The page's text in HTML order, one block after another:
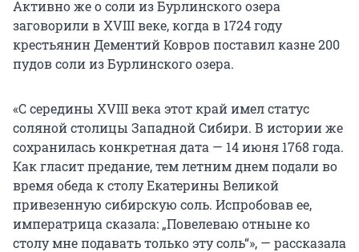
Активно же о соли из Бурлинского озера
заговорили в XVIII веке, когда в 1724 году
крестьянин Дементий Ковров поставил казне 200
пудов соли из Бурлинского озера.
«С середины XVIII века этот край имел статус
соляной столицы Западной Сибири. В истории же
сохранилась конкретная дата — 14 июня 1768 года.
Как гласит предание, тем летним днем подали во
время обеда к столу Екатерины Великой
привезенную сибирскую соль. Испробовав ее,
императрица сказала: „Повелеваю отныне ко
столу мне подавать только эту соль“», — рассказала